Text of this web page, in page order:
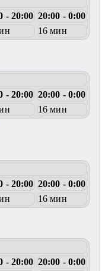
- 20:00 20:00 - 0:00
16 мин
- 20:00 20:00 - 0:00
16 мин
- 20:00 20:00 - 0:00
16 мин
- 20:00 20:00 - 0:00